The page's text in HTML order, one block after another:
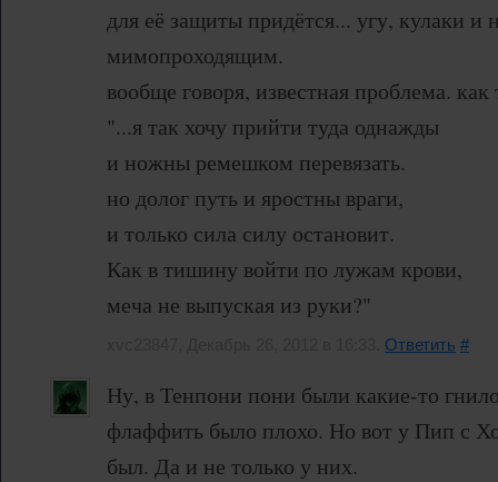
для её защиты придётся... угу, кулаки и
мимопроходящим.
вообще говоря, известная проблема.
"...я так хочу прийти туда однажды
и ножны ремешком перевязать.
но долог путь и яростны враги,
и только сила силу остановит.
Как в тишину войти по лужам крови,
меча не выпуская из руки?"
Ответить #
Ну, в Тенпони пони были какие-то
флаффить было плохо. Но вот у Пип с
был. Да и не только у них.